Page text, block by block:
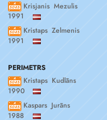
Krisjanis Mezulis
1991
Kristaps Zelmenis
1991
PERIMETRS
Kristaps Kudlāns
1990
Kaspars Jurāns
1988